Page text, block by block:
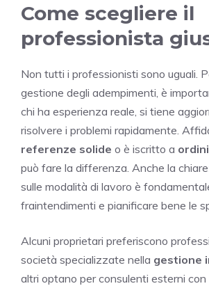
Come scegliere il
professionista
Non tutti i professionisti sono uguali.
gestione degli adempimenti, è
chi ha esperienza reale, si tiene
risolvere i problemi rapidamente.
referenze solide o è iscritto a
può fare la differenza. Anche la
sulle modalità di lavoro è
fraintendimenti e pianificare bene le
Alcuni proprietari preferiscono
società specializzate nella gestione
altri optano per consulenti esterni